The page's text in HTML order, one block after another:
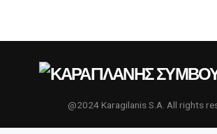
@2024 Karagilanis S.A. All rights